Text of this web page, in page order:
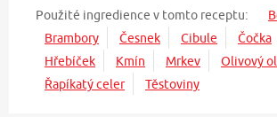
Použité ingredience v tomto receptu:
Brambory
Česnek Cibule Čočka
Hřebíček
Kmín Mrkev
Olivový
Řapíkatý celer
Těstoviny